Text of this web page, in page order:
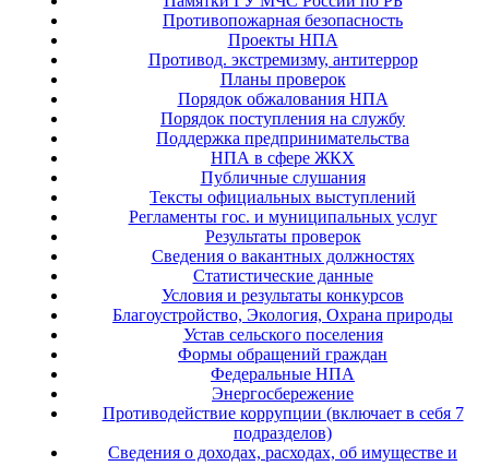
Противопожарная безопасность
Проекты НПА
Противод. экстремизму, антитеррор
Планы проверок
Порядок обжалования НПА
Порядок поступления на службу
Поддержка предпринимательства
НПА в сфере ЖКХ
Публичные слушания
Тексты официальных выступлений
Регламенты гос. и муниципальных услуг
Результаты проверок
Сведения о вакантных должностях
Статистические данные
Условия и результаты конкурсов
Благоустройство, Экология, Охрана природы
Устав сельского поселения
Формы обращений граждан
Федеральные НПА
Энергосбережение
Противодействие коррупции (включает в себя 7
подразделов)
Сведения о доходах, расходах, об имуществе и